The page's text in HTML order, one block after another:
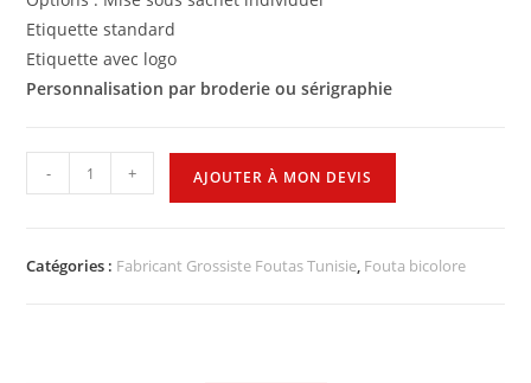
Etiquette standard
Etiquette avec logo
Personnalisation par broderie ou sérigraphie
- + AJOUTER À MON DEVIS
Catégories : Fabricant Grossiste Foutas Tunisie, Fouta bicolore